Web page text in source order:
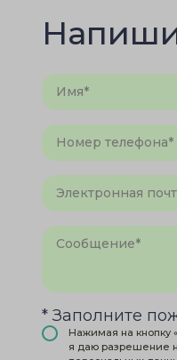
* Заполните
Нажимая на кнопку
я даю разрешение